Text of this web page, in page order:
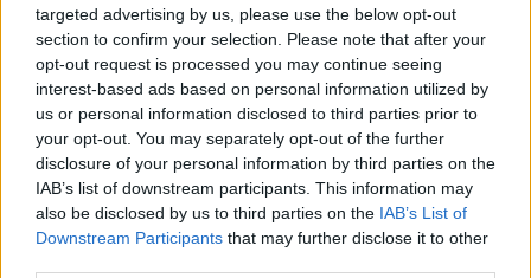
targeted advertising by us, please use the below opt-out
section to confirm your selection. Please note that after your
opt-out request is processed you may continue seeing
interest-based ads based on personal information utilized by
us or personal information disclosed to third parties prior to
your opt-out. You may separately opt-out of the further
disclosure of your personal information by third parties on the
IAB’s list of downstream participants. This information may
also be disclosed by us to third parties on the IAB’s List of
Downstream Participants that may further disclose it to other
Jön még kép!